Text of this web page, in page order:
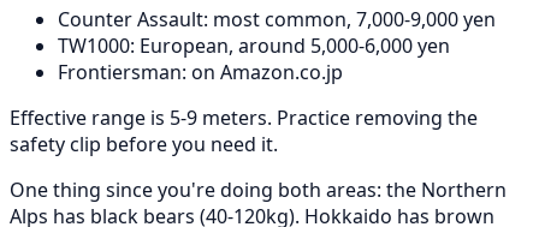
Counter Assault: most common, 7,000-9,000 yen
TW1000: European, around 5,000-6,000 yen
Frontiersman: on Amazon.co.jp
Effective range is 5-9 meters. Practice removing the
safety clip before you need it.
One thing since you're doing both areas: the Northern
Alps has black bears (40-120kg). Hokkaido has brown